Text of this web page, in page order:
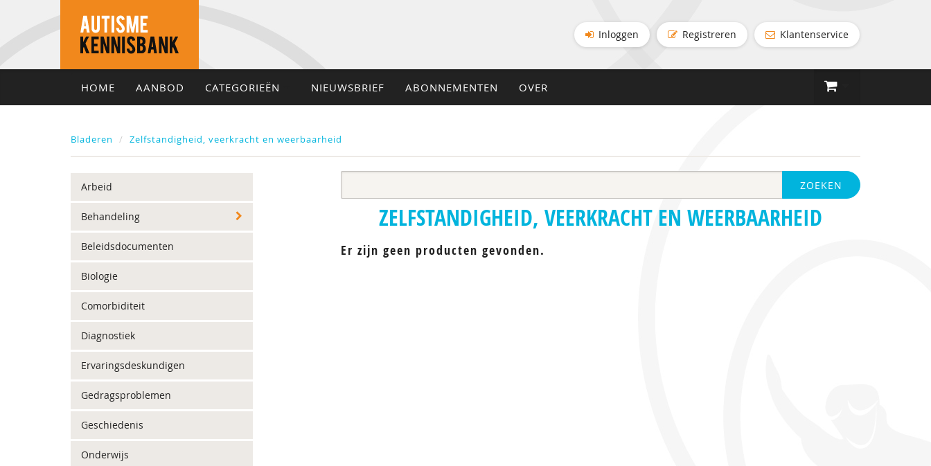
Inloggen Registreren Klantenservice
HOME AANBOD CATEGORIEËN NIEUWSBRIEF ABONNEMENTEN OVER
Bladeren Zelfstandigheid, veerkracht en weerbaarheid
Arbeid
Behandeling
Beleidsdocumenten
Biologie
Comorbiditeit
Diagnostiek
Ervaringsdeskundigen
Gedragsproblemen
Geschiedenis
Onderwijs
ZOEKEN
ZELFSTANDIGHEID, VEERKRACHT EN WEERBAARHEID
Er zijn geen producten gevonden.